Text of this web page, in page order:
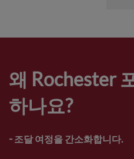
왜 Rochester
하나요?
- 조달 여정을 간소화합니다.